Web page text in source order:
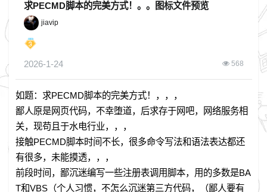
求PECMD脚本的完美方式！。。图标文件预览
jiavip
2026-1-24 568
如题：求PECMD脚本的完美方式！，，，
鄙人原是网页代码，不幸堕道，后求存于网吧，网络服务相
关，现苟且于水电行业，，，
接触PECMD脚本时间不长，很多命令写法和语法表达都还
有很多，未能摸透，，，
前段时间，鄙沉迷编写一些注册表调用脚本，用的多数是BA
T和VBS（个人习惯，不怎么沉迷第三方代码，（鄙人要有